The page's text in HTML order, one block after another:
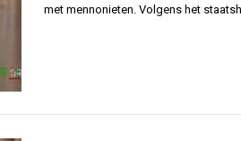
met mennonieten. Volgens het